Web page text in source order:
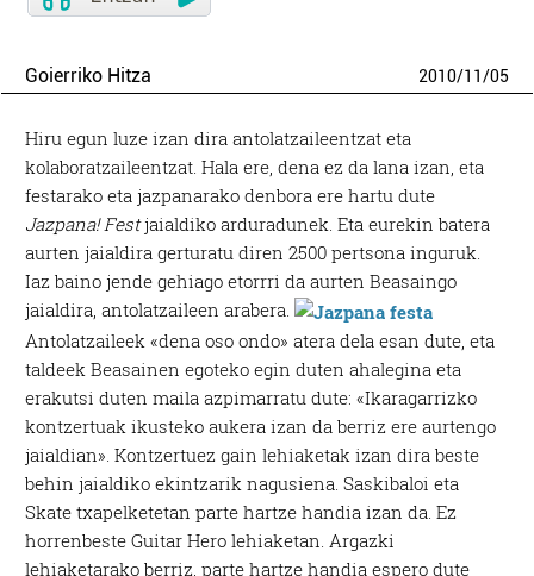
Goierriko Hitza 2010/11/05
Hiru egun luze izan dira antolatzaileentzat eta
kolaboratzaileentzat. Hala ere, dena ez da lana izan, eta
festarako eta jazpanarako denbora ere hartu dute
Jazpana! Festjaialdiko arduradunek. Eta eurekin batera
aurten jaialdira gerturatu diren 2500 pertsona inguruk.
Iaz baino jende gehiago etorrri da aurten Beasaingo
jaialdira, antolatzaileen arabera.
Antolatzaileek «dena oso ondo» atera dela esan dute, eta
taldeek Beasainen egoteko egin duten ahalegina eta
erakutsi duten maila azpimarratu dute: «Ikaragarrizko
kontzertuak ikusteko aukera izan da berriz ere aurtengo
jaialdian». Kontzertuez gain lehiaketak izan dira beste
behin jaialdiko ekintzarik nagusiena. Saskibaloi eta
Skate txapelketetan parte hartze handia izan da. Ez
horrenbeste Guitar Hero lehiaketan. Argazki
lehiaketarako berriz, parte hartze handia espero dute